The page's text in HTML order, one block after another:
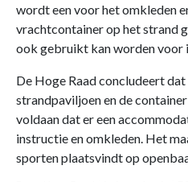
wordt een voor het omkleden
vrachtcontainer op het strand
ook gebruikt kan worden voor
De Hoge Raad concludeert
strandpaviljoen en de
voldaan dat er een
instructie en omkleden. Het
sporten plaatsvindt op